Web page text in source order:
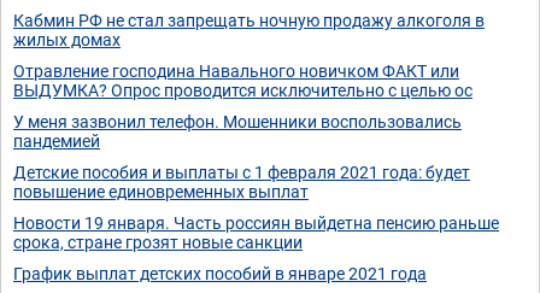
Кабмин РФ не стал запрещать ночную продажу алкоголя в
жилых домах
Отравление господина Навального новичком ФАКТ или
ВЫДУМКА? Опрос проводится исключительно с целью ос
У меня зазвонил телефон. Мошенники воспользовались
пандемией
Детские пособия и выплаты с 1 февраля 2021 года: будет
повышение единовременных выплат
Новости 19 января. Часть россиян выйдетна пенсию раньше
срока, стране грозят новые санкции
График выплат детских пособий в январе 2021 года